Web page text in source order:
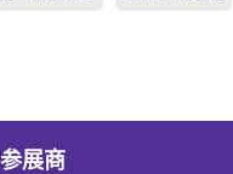
参展商